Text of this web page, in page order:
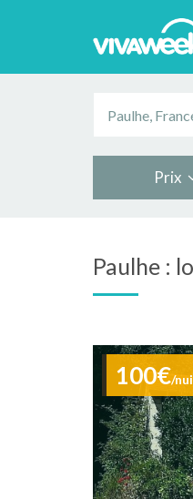
Prix
Paulhe :
100€/